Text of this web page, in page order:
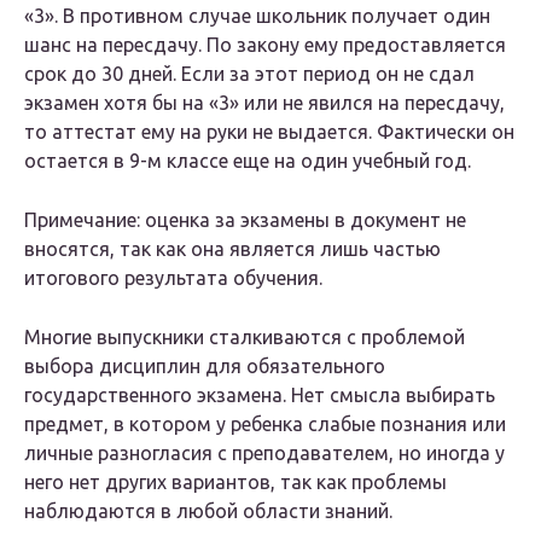
«3». В противном случае школьник получает один
шанс на пересдачу. По закону ему предоставляется
срок до 30 дней. Если за этот период он не сдал
экзамен хотя бы на «3» или не явился на пересдачу,
то аттестат ему на руки не выдается. Фактически он
остается в 9-м классе еще на один учебный год.
Примечание: оценка за экзамены в документ не
вносятся, так как она является лишь частью
итогового результата обучения.
Многие выпускники сталкиваются с проблемой
выбора дисциплин для обязательного
государственного экзамена. Нет смысла выбирать
предмет, в котором у ребенка слабые познания или
личные разногласия с преподавателем, но иногда у
него нет других вариантов, так как проблемы
наблюдаются в любой области знаний.